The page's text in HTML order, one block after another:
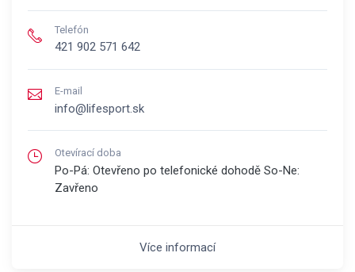
Telefón
421 902 571 642
E-mail
info@lifesport.sk
Otevírací doba
Po-Pá: Otevřeno po telefonické dohodě So-Ne:
Zavřeno
Více informací